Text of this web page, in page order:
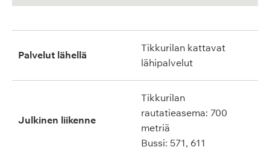
Palvelut lähellä
Tikkurilan kattavat
lähipalvelut
Julkinen liikenne
Tikkurilan
rautatieasema: 700
metriä
Bussi: 571, 611